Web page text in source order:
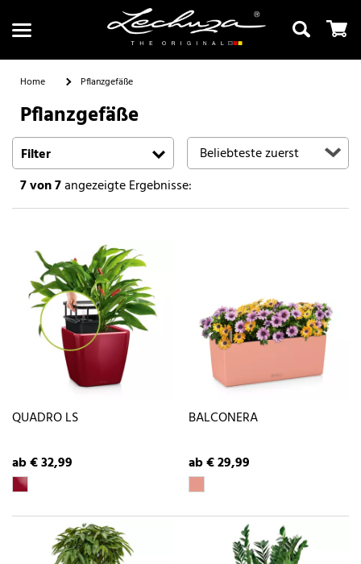
Suchen
Home Pflanzgefäße
Pflanzgefäße
Filter
7von 7angezeigte Ergebnisse:
QUADRO LS
ab € 32,99
BALCONERA
ab € 29,99